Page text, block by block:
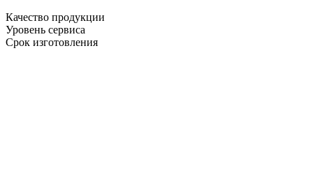
Качество продукции
Уровень сервиса
Срок изготовления